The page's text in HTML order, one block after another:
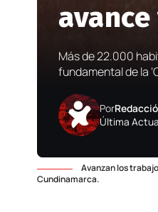
Más de 22.000
fundamental de la
Última
Por
Avanzan los
Cundinamarca.